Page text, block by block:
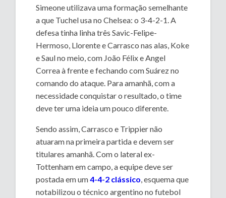
Simeone utilizava uma formação semelhante
a que Tuchel usa no Chelsea: o 3-4-2-1. A
defesa tinha linha três Savic-Felipe-
Hermoso, Llorente e Carrasco nas alas, Koke
e Saul no meio, com João Félix e Angel
Correa à frente e fechando com Suárez no
comando do ataque. Para amanhã, com a
necessidade conquistar o resultado, o time
deve ter uma ideia um pouco diferente.
Sendo assim, Carrasco e Trippier não
atuaram na primeira partida e devem ser
titulares amanhã. Com o lateral ex-
Tottenham em campo, a equipe deve ser
postada em um4-4-2 clássico, esquema que
notabilizou o técnico argentino no futebol